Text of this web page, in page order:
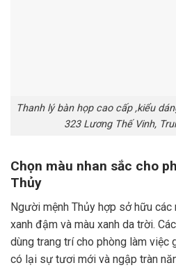
Thanh lý bàn họp cao cấp ,kiểu
323 Lương Thế Vinh,
Chọn màu nhan sắc cho
Thủy
Người mệnh Thủy hợp sở hữu các
xanh đậm và màu xanh da trời.
dùng trang trí cho phòng làm việc
có lại sự tươi mới và ngập tràn